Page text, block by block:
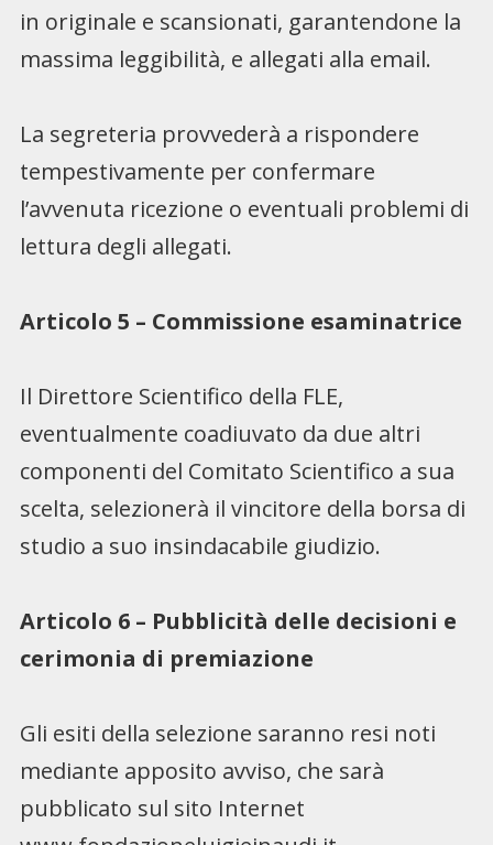
in originale e scansionati, garantendone la
massima leggibilità, e allegati alla email.
La segreteria provvederà a rispondere
tempestivamente per confermare
l’avvenuta ricezione o eventuali problemi di
lettura degli allegati.
Articolo 5 – Commissione esaminatrice
Il Direttore Scientifico della FLE,
eventualmente coadiuvato da due altri
componenti del Comitato Scientifico a sua
scelta, selezionerà il vincitore della borsa di
studio a suo insindacabile giudizio.
Articolo 6 – Pubblicità delle decisioni e
cerimonia di premiazione
Gli esiti della selezione saranno resi noti
mediante apposito avviso, che sarà
pubblicato sul sito Internet